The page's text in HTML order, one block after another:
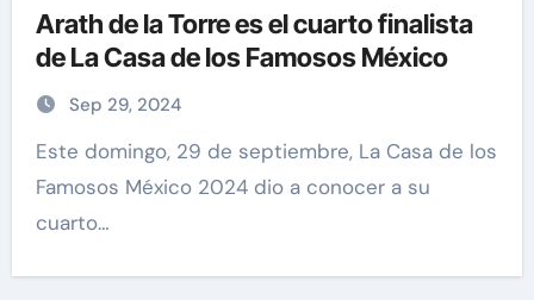
Arath de la Torre es el cuarto finalista
de La Casa de los Famosos México
Sep 29, 2024
Este domingo, 29 de septiembre, La Casa de los
Famosos México 2024 dio a conocer a su
cuarto…